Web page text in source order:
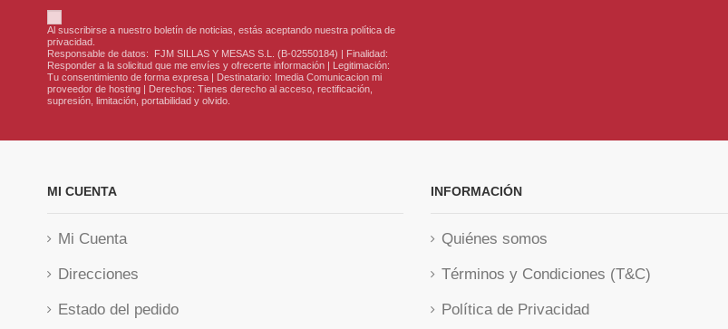
Al suscribirse a nuestro boletín de noticias, estás aceptando nuestra política de
privacidad.
Responsable de datos: FJM SILLAS Y MESAS S.L. (B-02550184) | Finalidad:
Responder a la solicitud que me envíes y ofrecerte información | Legitimación:
Tu consentimiento de forma expresa | Destinatario: Imedia Comunicacion mi
proveedor de hosting | Derechos: Tienes derecho al acceso, rectificación,
supresión, limitación, portabilidad y olvido.
MI CUENTA
Mi Cuenta
Direcciones
Estado del pedido
INFORMACIÓN
Quiénes somos
Términos y Condiciones (T&C)
Política de Privacidad